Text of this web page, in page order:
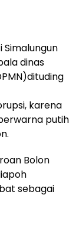
Simalungun
dinas
karena
putih
Bolon
sebagai